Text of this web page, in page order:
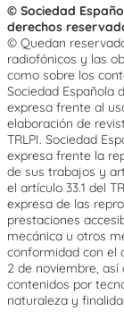
© Sociedad
derechos
© Quedan
radiofónicos y las
como sobre los
Sociedad Española
expresa frente al
elaboración de
TRLPI. Sociedad
expresa frente la
de sus trabajos y
el artículo 33.1 del
expresa de las
prestaciones
mecánica u otros
conformidad con el
2 de noviembre,
contenidos por
naturaleza y